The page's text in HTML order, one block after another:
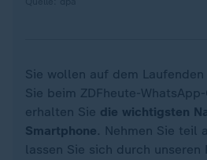
Sie wollen auf dem
Sie beim ZDFheute-
erhalten Sie die wichtigsten
Smartphone. Nehmen Sie teil
lassen Sie sich durch unseren